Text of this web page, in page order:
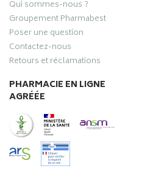
Qui sommes-nous ?
Groupement Pharmabest
Poser une question
Contactez-nous
Retours et réclamations
PHARMACIE EN LIGNE
AGRÉÉE